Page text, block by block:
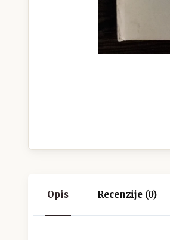
Opis Recenzije (0)